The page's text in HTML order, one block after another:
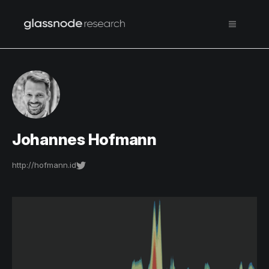
Johannes Hofmann
http://hofmann.id